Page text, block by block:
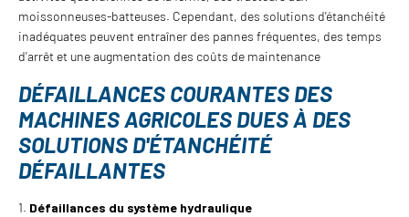
moissonneuses-batteuses. Cependant, des solutions d'étanchéité
inadéquates peuvent entraîner des pannes fréquentes, des temps
d'arrêt et une augmentation des coûts de maintenance
DÉFAILLANCES COURANTES DES
MACHINES AGRICOLES DUES À DES
SOLUTIONS D'ÉTANCHÉITÉ
DÉFAILLANTES
1. Défaillances du système hydraulique